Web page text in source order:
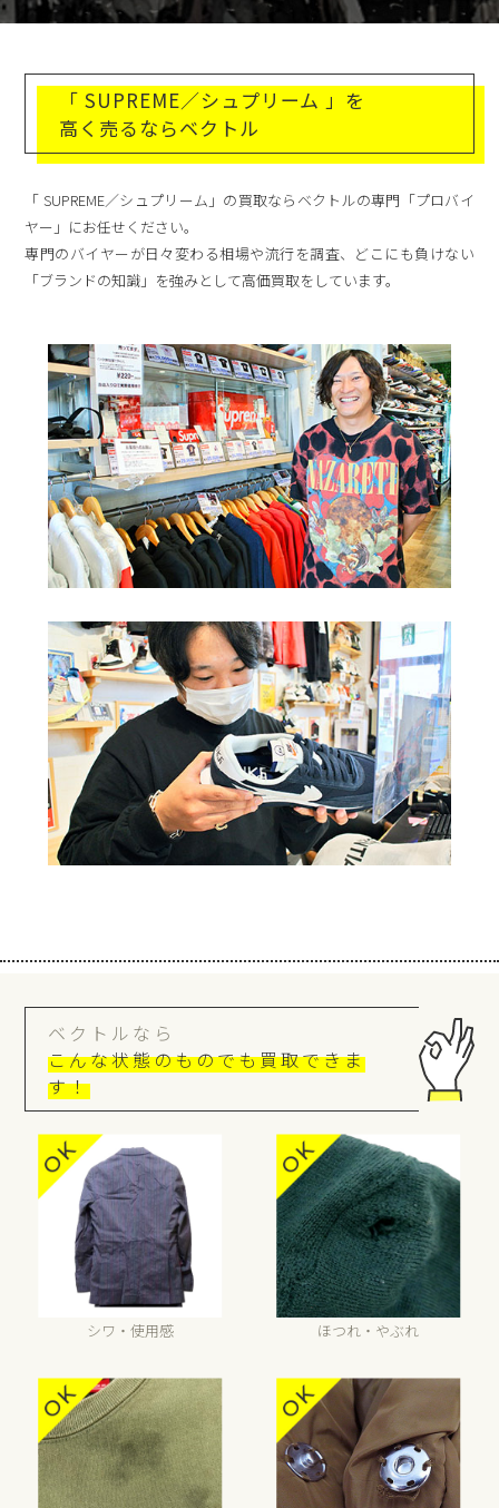
「 SUPREME／シュプリーム 」を
高く売るならベクトル
「 SUPREME／シュプリーム」の買取ならベクトルの専門「プロバイ
ヤー」にお任せください。
専門のバイヤーが日々変わる相場や流行を調査、どこにも負けない
「ブランドの知識」を強みとして高価買取をしています。
ベクトルなら
こんな状態のものでも買取できま
す！
シワ・使用感 ほつれ・やぶれ